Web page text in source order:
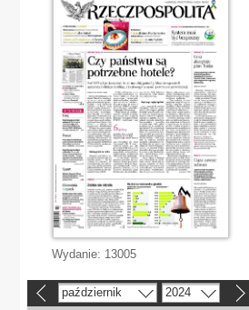
Wydanie: 13005
październik 2024